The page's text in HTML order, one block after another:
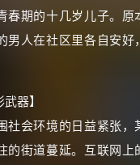
春期的十几岁儿子。原
男人在社区里各自安好
器】
社会环境的日益紧张，
的街道蔓延。互联网上
取站
朋友们辛苦了 💦
要的各种会员，都可低价购